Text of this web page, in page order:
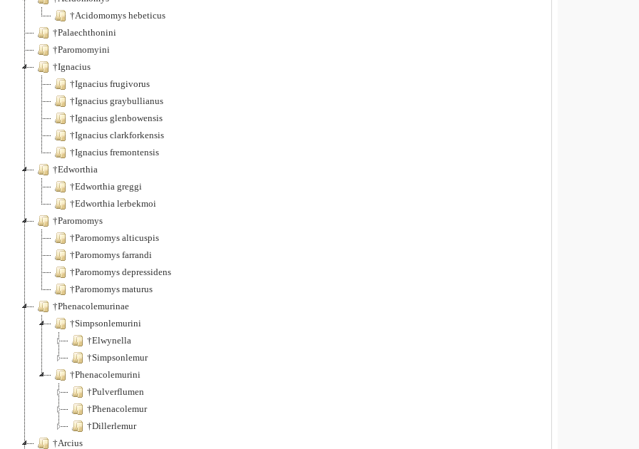
†Acidomomys hebeticus
†Palaechthonini
†Paromomyini
†Ignacius
†Ignacius frugivorus
†Ignacius graybullianus
†Ignacius glenbowensis
†Ignacius clarkforkensis
†Ignacius fremontensis
†Edworthia
†Edworthia greggi
†Edworthia lerbekmoi
†Paromomys
†Paromomys alticuspis
†Paromomys farrandi
†Paromomys depressidens
†Paromomys maturus
†Phenacolemurinae
†Simpsonlemurini
†Elwynella
†Simpsonlemur
†Phenacolemurini
†Pulverflumen
†Phenacolemur
†Dillerlemur
†Arcius